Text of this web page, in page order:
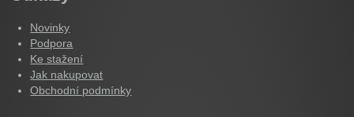
Novinky
Podpora
Ke stažení
Jak nakupovat
Obchodní podmínky